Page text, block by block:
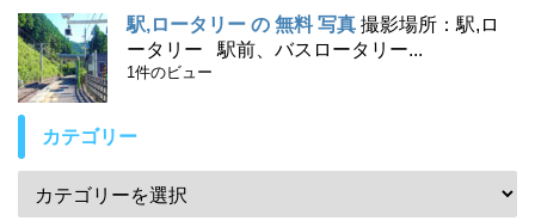
駅,ロータリー の 無料 写真 撮影場所：駅,ロ
ータリー 駅前、バスロータリー...
1件のビュー
カテゴリー